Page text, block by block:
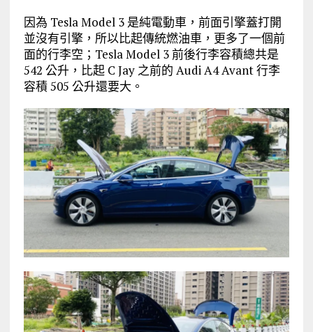
因為 Tesla Model 3 是純電動車，前面引擎蓋打開
並沒有引擎，所以比起傳統燃油車，更多了一個前
面的行李空；Tesla Model 3 前後行李容積總共是
542 公升，比起 C Jay 之前的 Audi A4 Avant 行李
容積 505 公升還要大。